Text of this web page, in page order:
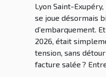
Lyon Saint-
se joue désormais
d’embarquement.
2026, était
tension, sans
facture salée ?